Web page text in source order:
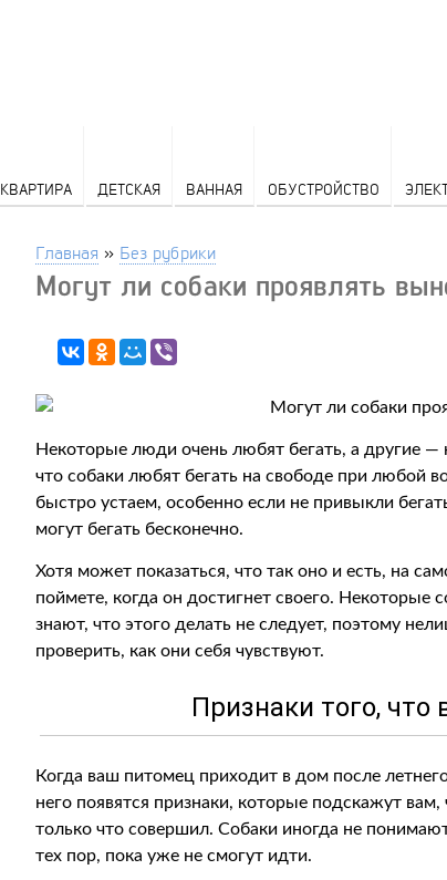
КВАРТИРА ДЕТСКАЯ ВАННАЯ ОБУСТРОЙСТВО
Главная » Без рубрики
Могут ли собаки проявлять
Некоторые люди очень любят бегать, а другие
что собаки любят бегать на свободе при любой
быстро устаем, особенно если не привыкли
могут бегать бесконечно.
Хотя может показаться, что так оно и есть, на
поймете, когда он достигнет своего.
знают, что этого делать не следует, поэтому
проверить, как они себя чувствуют.
Признаки того,
Когда ваш питомец приходит в дом после
него появятся признаки, которые подскажут
только что совершил. Собаки иногда не
тех пор, пока уже не смогут идти.